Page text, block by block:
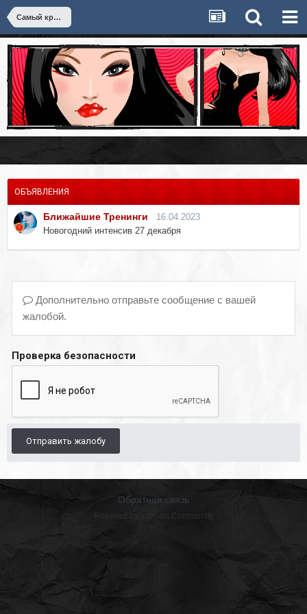
Самый крутой тренинг
ОБЪЯВЛЕНИЯ
Ближайшие Тренинги
16.04.2023
Новогодний интенсив 27 декабря
Дополнительно отправьте сообщение с вашей
жалобой.
Проверка безопасности
Отправить жалобу
Обратная связь
Powered by Invision Community